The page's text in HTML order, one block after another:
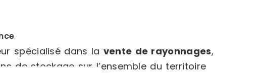
spécialisé dans la vente de rayonnages,
de stockage sur l’ensemble du territoire